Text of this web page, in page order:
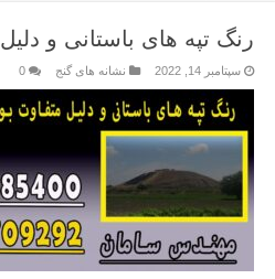
رنگ تپه های باستانی و
سپتامبر 14, 2022 نشانه های گنج 0